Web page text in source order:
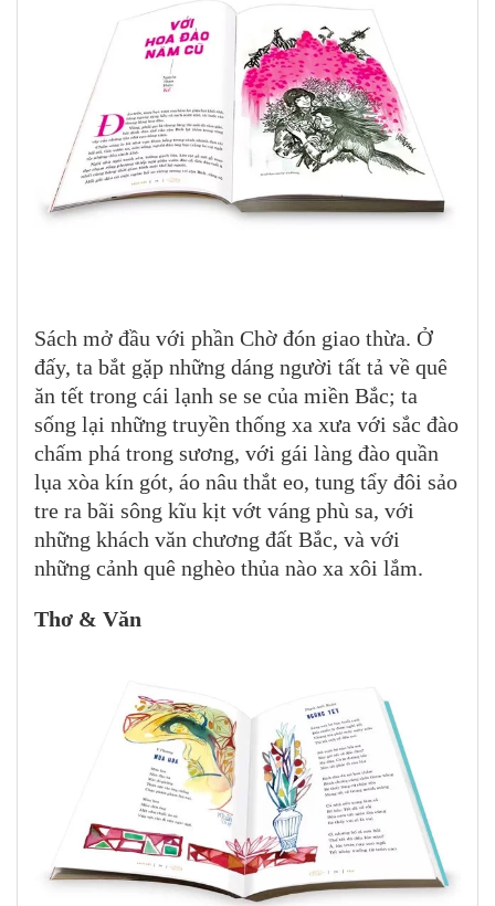
Sách mở đầu với phần Chờ đón giao thừa. Ở
đấy, ta bắt gặp những dáng người tất tả về quê
ăn tết trong cái lạnh se se của miền Bắc; ta
sống lại những truyền thống xa xưa với sắc đào
chấm phá trong sương, với gái làng đào quần
lụa xòa kín gót, áo nâu thắt eo, tung tẩy đôi sảo
tre ra bãi sông kĩu kịt vớt váng phù sa, với
những khách văn chương đất Bắc, và với
những cảnh quê nghèo thủa nào xa xôi lắm.
Thơ & Văn